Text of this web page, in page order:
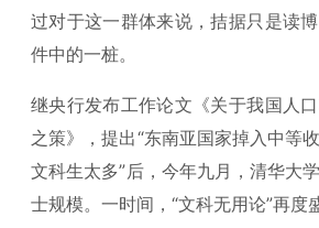
过对于这一群体来说，拮据只是读
件中的一桩。
继央行发布工作论文《关于我国人
之策》，提出“东南亚国家掉入中等
文科生太多”后，今年九月，清华大
士规模。一时间，“文科无用论”再度